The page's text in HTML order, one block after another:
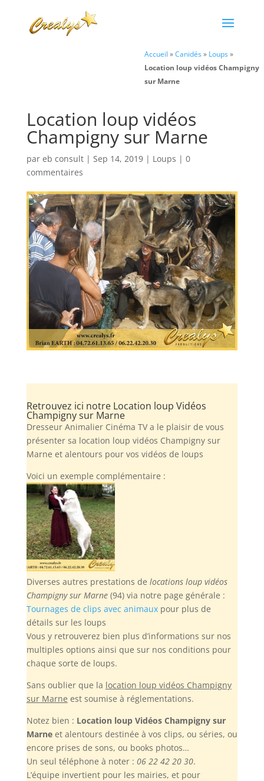
Accueil »Canidés» Loups»
Location loup vidéos Champigny
sur Marne
Location loup vidéos
Champigny sur Marne
par eb consult| Sep 14, 2019| Loups | 0
commentaires
Retrouvez ici notre Location loup Vidéos
Champigny sur Marne
Dresseur Animalier Cinéma TV a le plaisir de vous
présenter sa location loup vidéos Champigny sur
Marne et alentours pour vos vidéos de loups
Voici un exemple complémentaire :
Diverses autres prestations de locations loup vidéos
Champigny sur Marne(94) via notre page générale :
Tournages de clips avec animauxpour plus de
détails sur les loups
Vous y retrouverez bien plus d’informations sur nos
multiples options ainsi que sur nos conditions pour
chaque sorte de loups.
Sans oublierque la location loup vidéos Champigny
sur Marne est soumise à réglementations.
Notez bien : Location loup Vidéos Champigny sur
Marneet alentours destinée à vos clips, ou séries, ou
encore prises de sons, ou books photos…
Un seul téléphone à noter : 06 22 42 20 30.
L’équipe invertient pour les mairies, et pour